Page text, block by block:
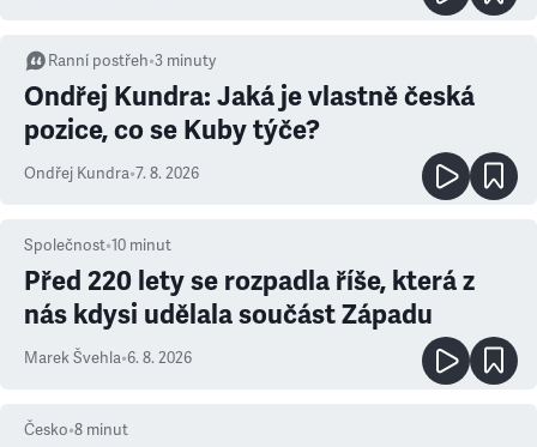
Ranní postřeh•3 minuty
Ondřej Kundra: Jaká je vlastně česká
pozice, co se Kuby týče?
Ondřej Kundra•7. 8. 2026
Společnost•10 minut
Před 220 lety se rozpadla říše, která z
nás kdysi udělala součást Západu
Marek Švehla•6. 8. 2026
Česko•8 minut